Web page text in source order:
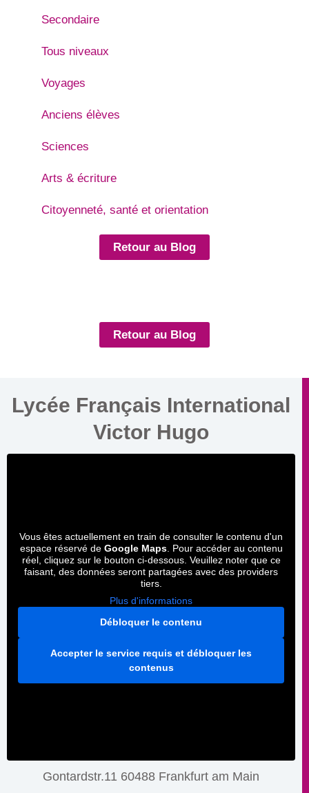
Secondaire
Tous niveaux
Voyages
Anciens élèves
Sciences
Arts & écriture
Citoyenneté, santé et orientation
Retour au Blog
Retour au Blog
Lycée Français International
Victor Hugo
Vous êtes actuellement en train de consulter le contenu d'un
espace réservé de Google Maps. Pour accéder au contenu
réel, cliquez sur le bouton ci-dessous. Veuillez noter que ce
faisant, des données seront partagées avec des providers
tiers.
Plus d'informations
Débloquer le contenu
Accepter le service requis et débloquer les
contenus
Gontardstr.11 60488 Frankfurt am Main